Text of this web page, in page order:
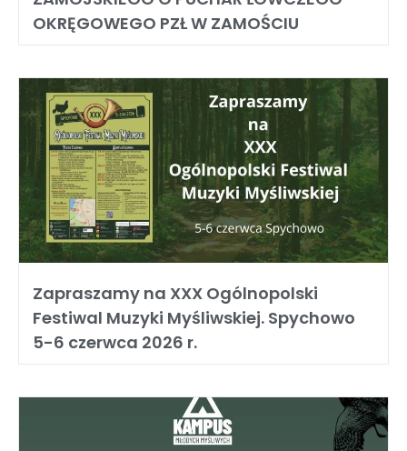
OKRĘGOWEGO PZŁ W ZAMOŚCIU
Zapraszamy na XXX Ogólnopolski
Festiwal Muzyki Myśliwskiej. Spychowo
5-6 czerwca 2026 r.